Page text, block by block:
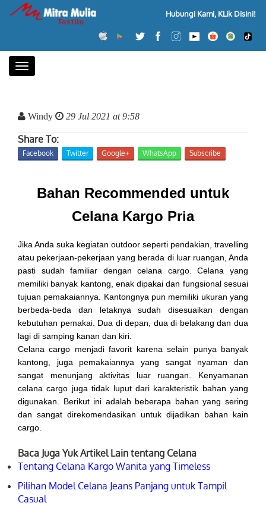
Hubungi Kami, KLik Disini!
Toggle
Windy 29 Jul 2021 at 9:58
Share To:
Facebook Twitter Google+ WhatsApp Subscribe
Bahan Recommended untuk
Celana Kargo Pria
Jika Anda suka kegiatan outdoor seperti pendakian, travelling
atau pekerjaan-pekerjaan yang berada di luar ruangan, Anda
pasti sudah familiar dengan celana cargo. Celana yang
memiliki banyak kantong, enak dipakai dan fungsional sesuai
tujuan pemakaiannya. Kantongnya pun memiliki ukuran yang
berbeda-beda dan letaknya sudah disesuaikan dengan
kebutuhan pemakai. Dua di depan, dua di belakang dan dua
lagi di samping kanan dan kiri.
Celana cargo menjadi favorit karena selain punya banyak
kantong, juga pemakaiannya yang sangat nyaman dan
sangat menunjang aktivitas luar ruangan. Kenyamanan
celana cargo juga tidak luput dari karakteristik bahan yang
digunakan. Berikut ini adalah beberapa bahan yang sering
dan sangat direkomendasikan untuk dijadikan bahan kain
cargo.
Baca Juga Yuk Artikel Lain tentang Celana
Tentang Celana Kargo Wanita yang Timeless
Pilihan Model Celana Jeans Panjang untuk Tampil
Casual